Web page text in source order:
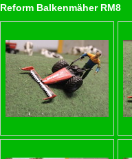
Reform Balkenmäher RM8